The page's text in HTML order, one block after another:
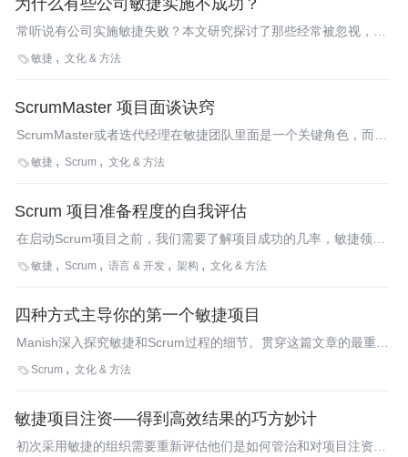
到当开始向敏捷迁移时，首要关注点在哪里：文化、实践还是组织
架构？下面让我们探索一下当从改变组织架构着手时会发生些什
么。
常听说有公司实施敏捷失败？本文研究探讨了那些经常被忽视，却
导致敏捷实施失败的组织级原因，也讨论了为什么这些组织级原因
会对此感兴趣。
敏捷 文化 & 方法
ScrumMaster 项目面谈诀窍
ScrumMaster或者迭代经理在敏捷团队里面是一个关键角色，而
且，对于ScrumMaster，选择与哪个组织合作或者与哪个团队共事
ScrumMaster考虑是否接受项目或团队时参考。
敏捷 Scrum 文化 & 方法
Scrum 项目准备程度的自我评估
在启动Scrum项目之前，我们需要了解项目成功的几率，敏捷领域
专家Androw和Phuong从组织、基础设施、团队、技术、过程和业
敏捷 Scrum 语言 & 开发 架构 文化 & 方法
四种方式主导你的第一个敏捷项目
Manish深入探究敏捷和Scrum过程的细节。贯穿这篇文章的最重要
的内容是新手如何主导敏捷项目。这篇文章讨论了站会的重要性、
Scrum 文化 & 方法
敏捷项目注资──得到高效结果的巧方妙计
初次采用敏捷的组织需要重新评估他们是如何管治和对项目注资